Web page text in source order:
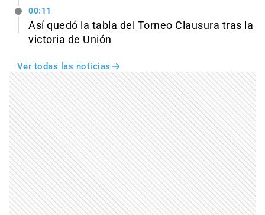
00:11
Así quedó la tabla del Torneo Clausura tras la
victoria de Unión
Ver todas las noticias